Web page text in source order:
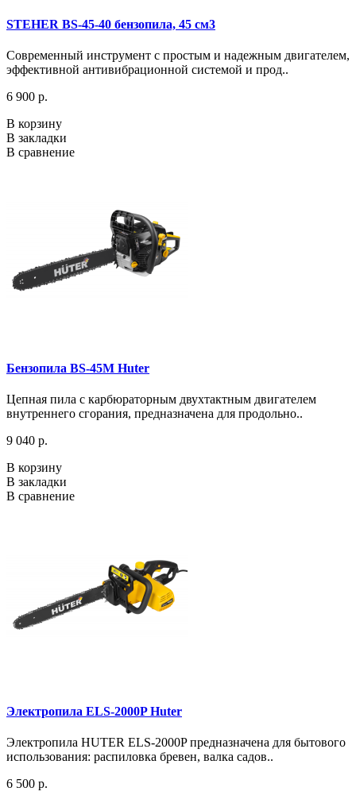
STEHER BS-45-40 бензопила, 45 см3
Современный инструмент с простым и надежным двигателем,
эффективной антивибрационной системой и прод..
6 900 р.
В корзину
В закладки
В сравнение
Бензопила BS-45M Huter
Цепная пила с карбюраторным двухтактным двигателем
внутреннего сгорания, предназначена для продольно..
9 040 р.
В корзину
В закладки
В сравнение
Электропила ELS-2000P Huter
Электропила HUTER ELS-2000P предназначена для бытового
использования: распиловка бревен, валка садов..
6 500 р.